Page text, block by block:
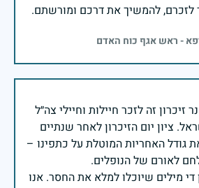
לזכרם, להמשיך את דרכם ומורשתם.
- ראש אגף כוח האדם
זיכרון זה לזכר חיילות וחיילי צה״ל
ציון יום הזיכרון לאחר שנתיים
האחריות המוטלת על כתפינו –
מילים שיוכלו למלא את החסר. אנו